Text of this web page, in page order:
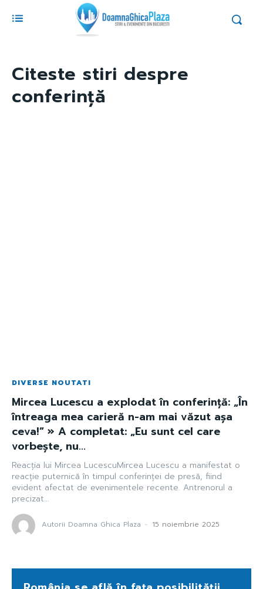
Citeste stiri despre
conferință
DIVERSE NOUTATI
Mircea Lucescu a explodat în conferință: „În
întreaga mea carieră n-am mai văzut așa
ceva!” » A completat: „Eu sunt cel care
vorbește, nu...
Reacția lui Mircea LucescuMircea Lucescu a manifestat o
reacție puternică în timpul conferinței de presă, fiind
evident afectat de evenimentele recente. Antrenorul a
precizat...
Autorii Doamna Ghica Plaza - 15 noiembrie 2025